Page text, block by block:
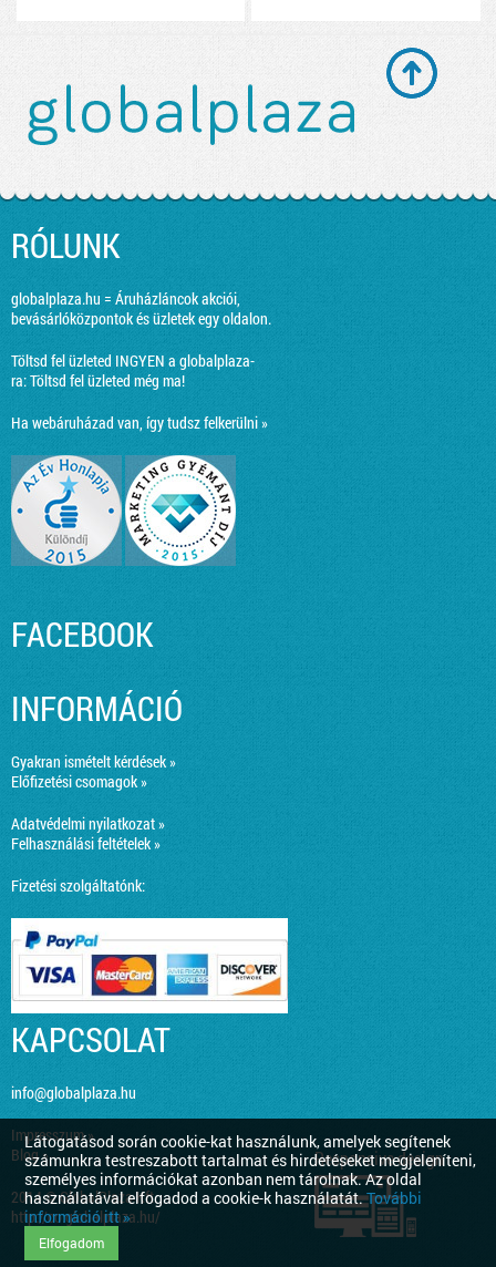
Látogatásod során cookie-kat használunk, amelyek segítenek
számunkra testreszabott tartalmat és hirdetéseket megjeleníteni,
személyes információkat azonban nem tárolnak. Az oldal
használatával elfogadod a cookie-k használatát.További
információ itt »
Elfogadom
RÓLUNK
globalplaza.hu = Áruházláncok akciói,
bevásárlóközpontok és üzletek egy oldalon.
Töltsd fel üzleted INGYEN a globalplaza-
ra:Töltsd fel üzleted még ma!
Ha webáruházad van, így tudsz felkerülni »
FACEBOOK
INFORMÁCIÓ
Gyakran ismételt kérdések »
Előfizetési csomagok »
Adatvédelmi nyilatkozat »
Felhasználási feltételek »
Fizetési szolgáltatónk:
KAPCSOLAT
info@globalplaza.hu
Impresszum »
Blog »
2014 © GlobalPlaza Kft.
http://co.globalplaza.hu/
Responsive design